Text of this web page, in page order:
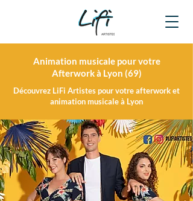
Animation musicale pour votre
Afterwork à Lyon (69)
Découvrez LiFi Artistes pour votre afterwork et
animation musicale à Lyon